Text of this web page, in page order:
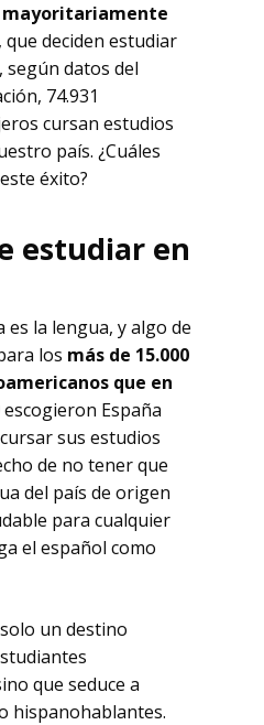
mayoritariamente
, que deciden estudiar
según datos del
74.931
cursan estudios
país. ¿Cuáles
éxito?
estudiar en
es la lengua, y algo de
los más de 15.000
que en
escogieron España
sus estudios
de no tener que
del país de origen
para cualquier
el español como
un destino
que seduce a
hispanohablantes.